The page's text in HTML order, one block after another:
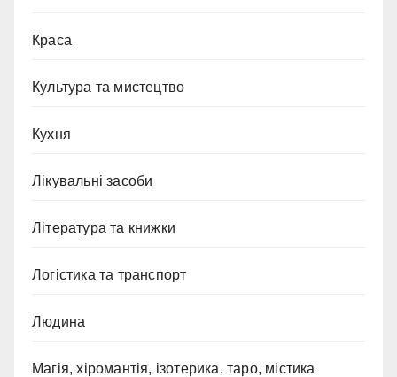
Краса
Культура та мистецтво
Кухня
Лікувальні засоби
Література та книжки
Логістика та транспорт
Людина
Магія, хіромантія, ізотерика, таро, містика